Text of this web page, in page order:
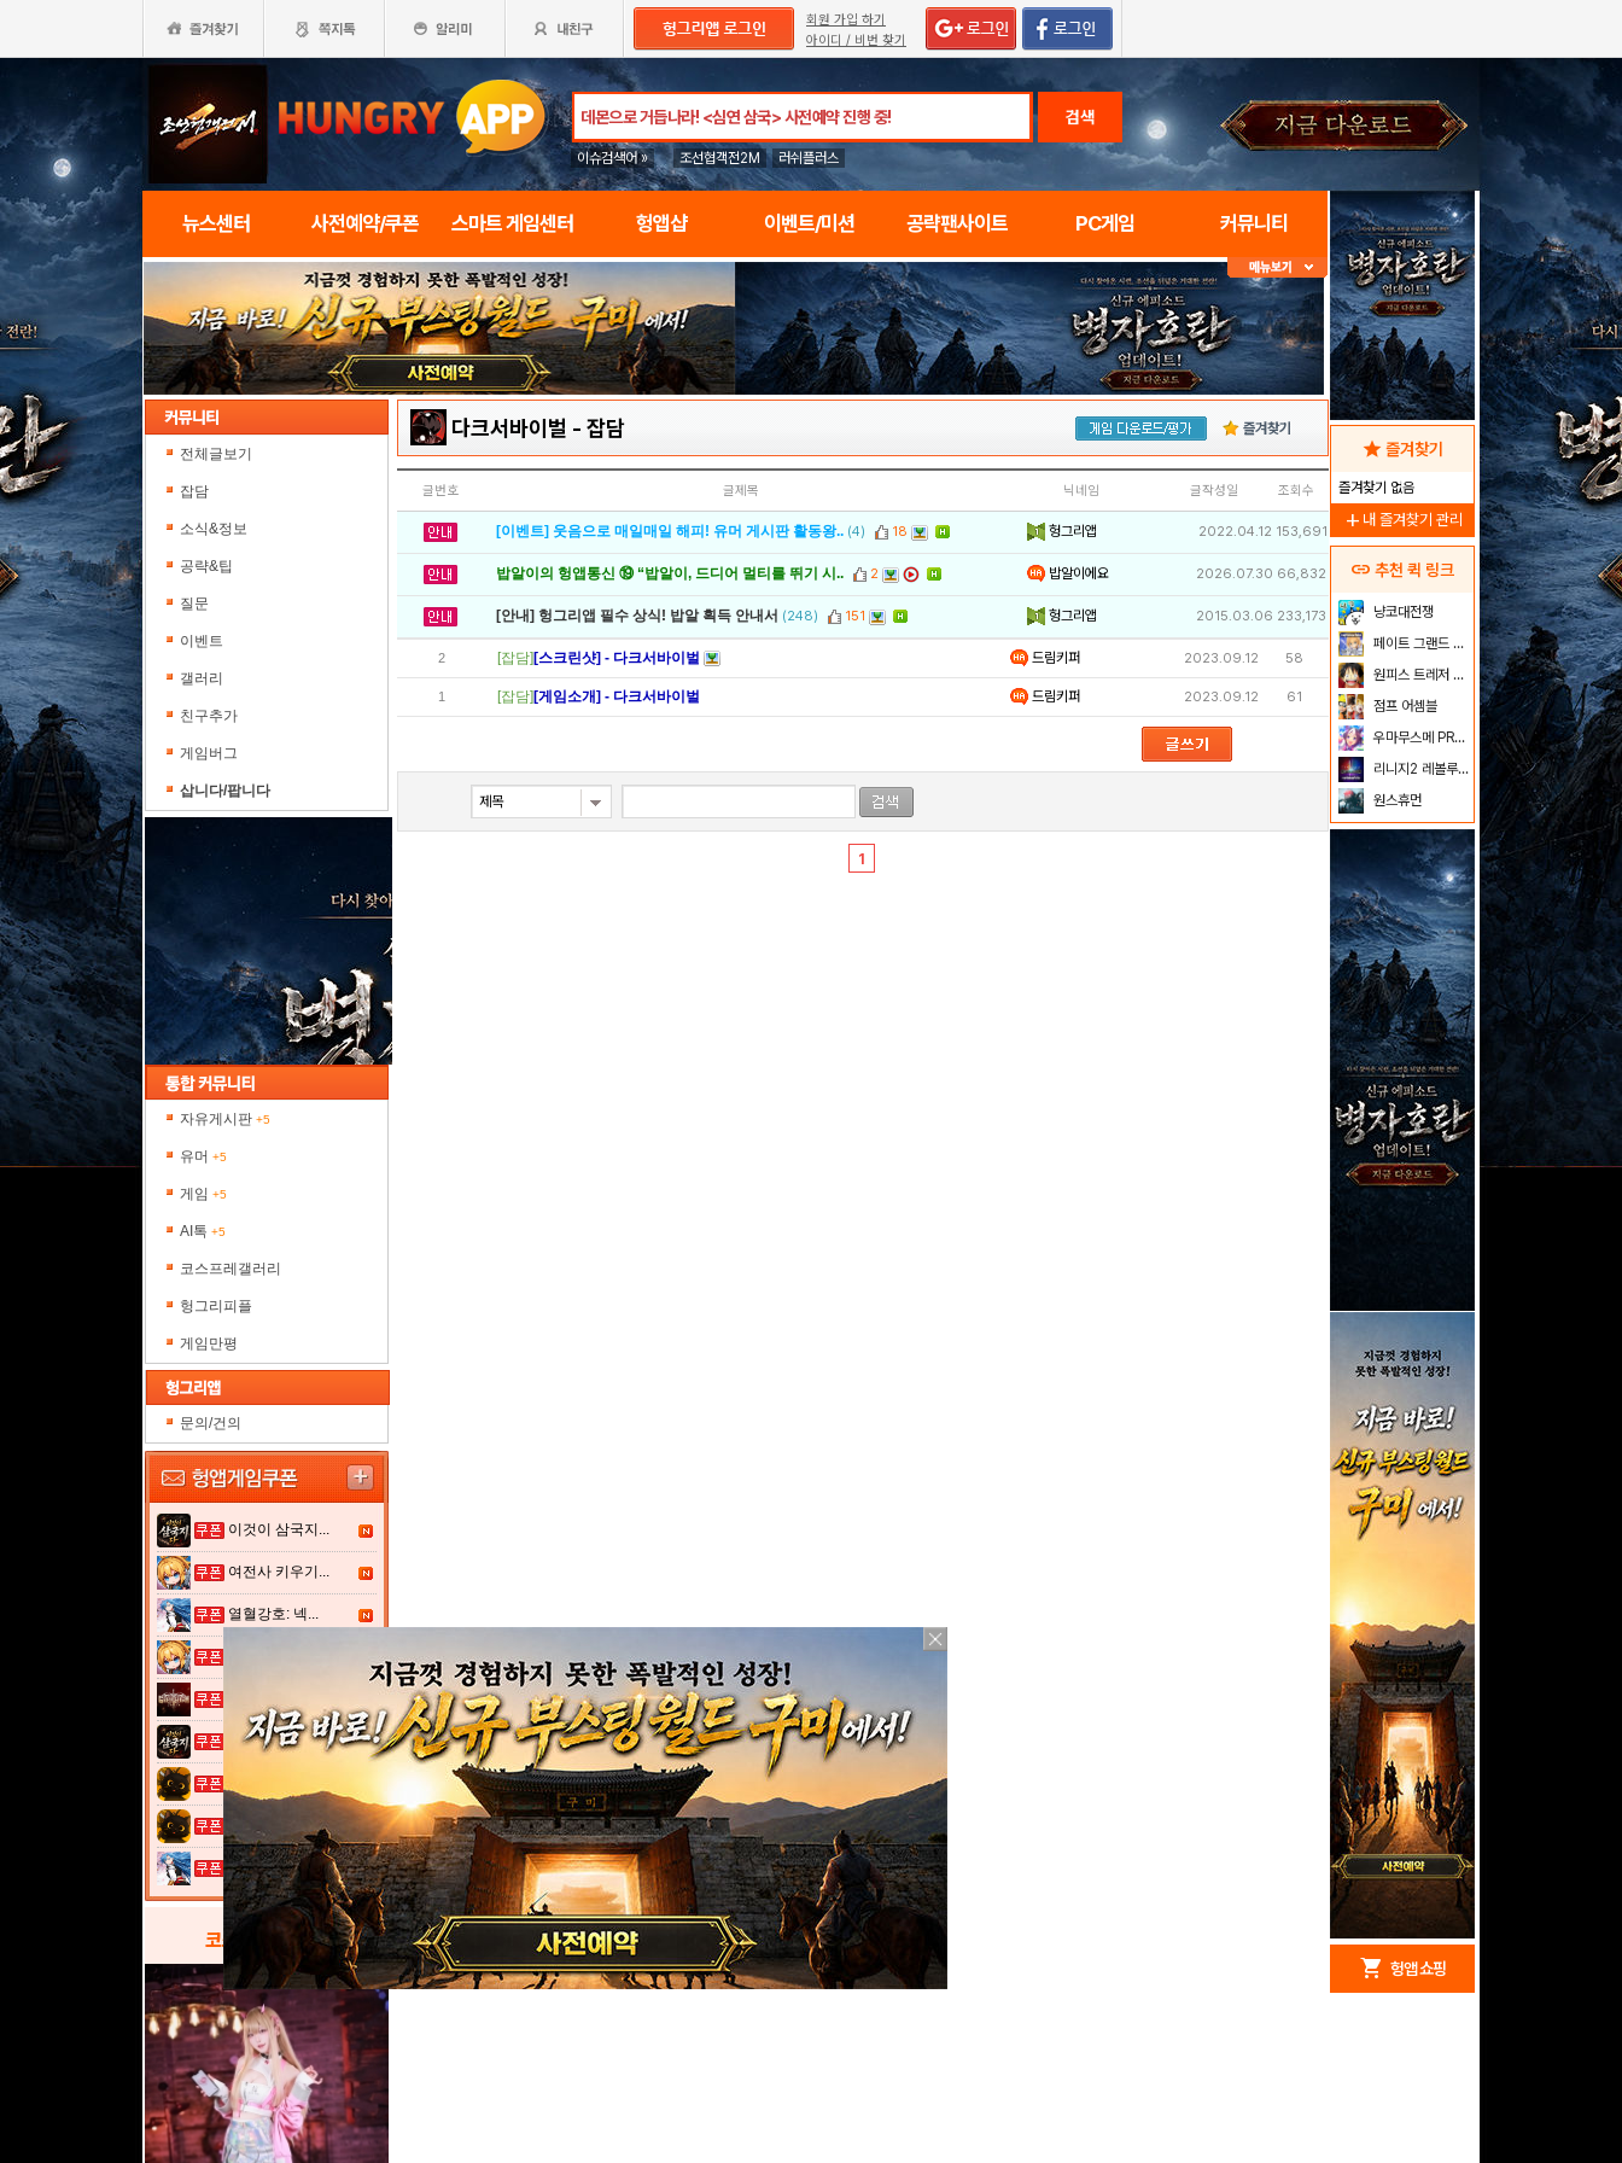
회원 가입 하기
아이디 / 비번 찾기
검색
이슈검색어 » 조선협객전2M 러쉬플러스
뉴스센터 사전예약/쿠폰 스마트 게임센터 헝앱샵 이벤트/미션 공략팬사이트 PC게임 커뮤니티
전체글보기
잡담
소식&정보
공략&팁
질문
이벤트
갤러리
친구추가
게임버그
삽니다/팝니다
자유게시판 +5
유머 +5
게임 +5
AI톡 +5
코스프레갤러리
헝그리피플
게임만평
문의/건의
이것이 삼국지...
여전사 키우기...
열혈강호: 넥...
이것이 삼국지...
고양이 낚시터...
열혈강호: 넥...
코스프레 갤러리
다크서바이벌 - 잡담 즐겨찾기
글번호 글제목 닉네임 글작성일 조회수
[이벤트] 웃음으로 매일매일 해피! 유머 게시판 활동왕.. (4) 18 헝그리앱 2022.04.12 153,691
밥알이의 헝앱통신 ⑲ “밥알이, 드디어 멀티를 뛰기 시.. 2 밥알이에요 2026.07.30 66,832
[안내] 헝그리앱 필수 상식! 밥알 획득 안내서 (248) 151 헝그리앱 2015.03.06 233,173
2 [잡담] [스크린샷] - 다크서바이벌 드림키퍼 2023.09.12 58
1 [잡담] [게임소개] - 다크서바이벌 드림키퍼 2023.09.12 61
1
star 즐겨찾기
즐겨찾기 없음
add 내 즐겨찾기 관리
link 추천 퀵 링크
냥코대전쟁
페이트 그랜드 오더
원피스 트레저 크루즈
점프 어셈블
우마무스메 PRETTY DERBY
리니지2 레볼루션
원스휴먼
shopping_cart 헝앱 쇼핑